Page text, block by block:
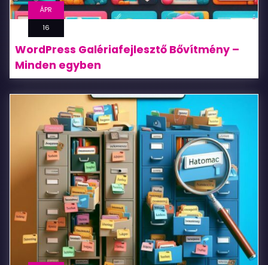
ÁPR
16
WordPress Galériafejlesztő Bővítmény –
Minden egyben